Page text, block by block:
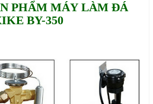
PHẨM MÁY LÀM ĐÁ
BY-350